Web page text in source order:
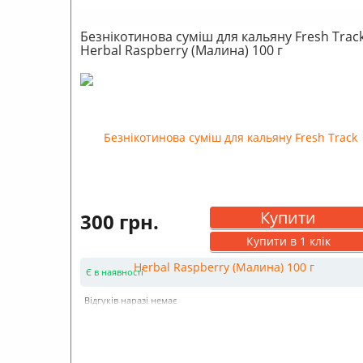
Безнікотинова суміш для кальяну Fresh
Herbal Raspberry (Малина) 100 г
300 грн. Купити
Купити в 1 клік
Є в наявності
Відгуків наразі немає